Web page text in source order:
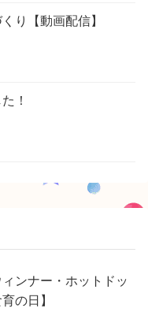
り【動画配信】
！
ンナー・ホットドッ
の日】